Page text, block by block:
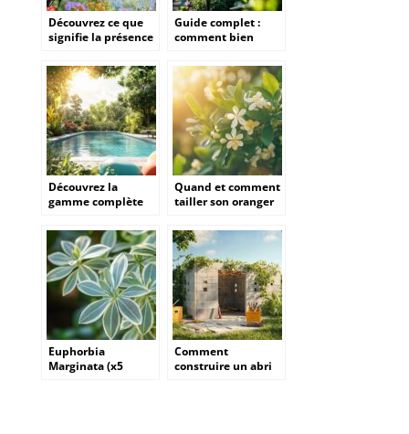
Découvrez ce que
signifie la présence
votre jardin et
protégez vos arbres
sans cruauté
Guide complet :
comment bien
d’arrosage
automatique sans
se tromper
Découvrez la
gamme complète
pour un été
rafraîchissant
Quand et comment
tailler son oranger
son mode de
plantation
Euphorbia
Marginata (x5
Comment
construire un abri